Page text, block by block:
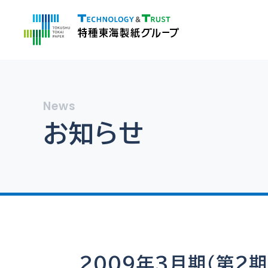
お知らせ
2009年3月期（第2期